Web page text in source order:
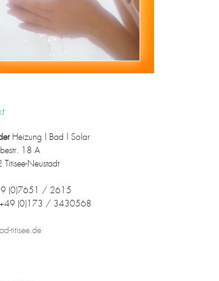
Heizung | Bad | Solar
18 A
Neustadt
(0)7651 / 2615
(0)173 / 3430568
titisee.de